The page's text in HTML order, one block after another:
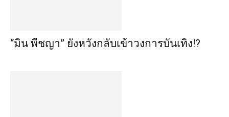
“มิน พีชญา” ยังหวังกลับเข้าวงการบันเทิง!?